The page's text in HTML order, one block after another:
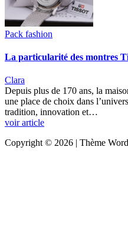
Pack fashion
La particularité des montres
Clara
Depuis plus de 170 ans, la
une place de choix dans
tradition, innovation et…
voir article
Copyright © 2026 | Thème